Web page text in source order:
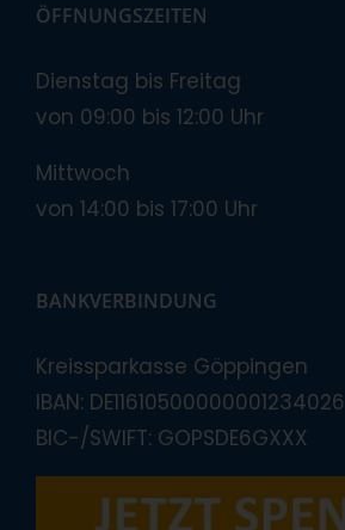
ÖFFNUNGSZEITEN
Dienstag bis Freitag
von 09:00 bis 12:00 Uhr
Mittwoch
von 14:00 bis 17:00 Uhr
BANKVERBINDUNG
Kreissparkasse Göppingen
IBAN: DE11610500000001234026
BIC-/SWIFT: GOPSDE6GXXX